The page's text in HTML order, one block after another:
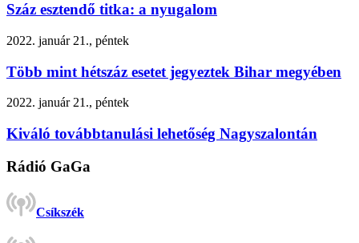
Száz esztendő titka: a nyugalom
2022. január 21., péntek
Több mint hétszáz esetet jegyeztek Bihar megyében
2022. január 21., péntek
Kiváló továbbtanulási lehetőség Nagyszalontán
Rádió GaGa
Csíkszék